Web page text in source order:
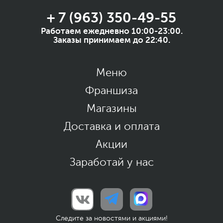
+ 7 (963) 350-49-55
Работаем ежедневно 10:00-23:00.
Заказы принимаем до 22:40.
Меню
Франшиза
Магазины
Доставка и оплата
Акции
Заработай у нас
Следите за новостями и акциями!